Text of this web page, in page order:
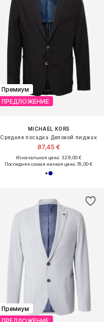
Премиум
ПРЕДЛОЖЕНИЕ
MICHAEL KORS
Средняя посадка Деловой пиджак
87,45 €
Изначальная цена: 329,00 €
Последняя самая низкая цена:78,00 €
Премиум